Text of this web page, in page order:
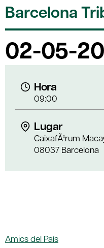
Barcelona
02-05-
Hora
09:00
Lugar
CaixafÃ²rum
08037 Barcelona
Amics del País